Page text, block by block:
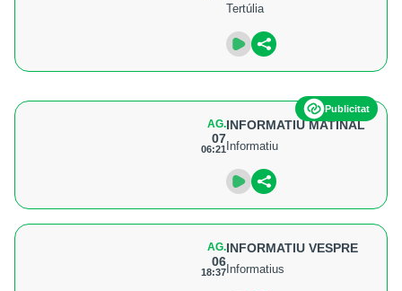
Tertúlia
Publicitat
AG.
07
06:21
INFORMATIU MATINAL
Informatiu
AG.
06
18:37
INFORMATIU VESPRE
Informatius